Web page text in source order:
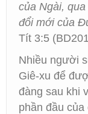
của Ngài,
đổi mới của
Tít 3:5
Nhiều người
Giê-xu để
đàng sau khi
phần đầu của